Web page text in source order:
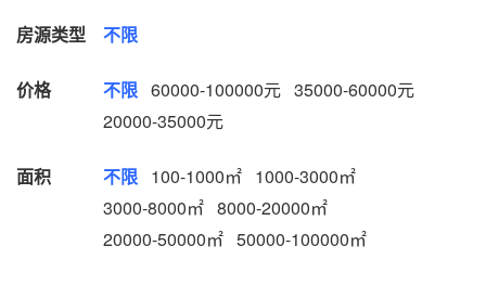
房源类型 不限
价格 不限 60000-100000元 35000-60000元
20000-35000元
面积 不限 100-1000㎡ 1000-3000㎡
3000-8000㎡ 8000-20000㎡
20000-50000㎡ 50000-100000㎡